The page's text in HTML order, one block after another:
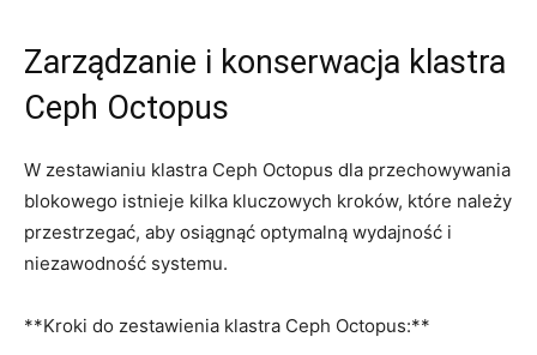
Zarządzanie i konserwacja klastra
​Ceph Octopus
W ⁤zestawianiu klastra Ceph Octopus ⁤dla⁣ przechowywania
blokowego istnieje kilka kluczowych ‌kroków, które należy
przestrzegać,​ aby osiągnąć optymalną wydajność i​
niezawodność systemu.
**Kroki do zestawienia klastra Ceph Octopus:**